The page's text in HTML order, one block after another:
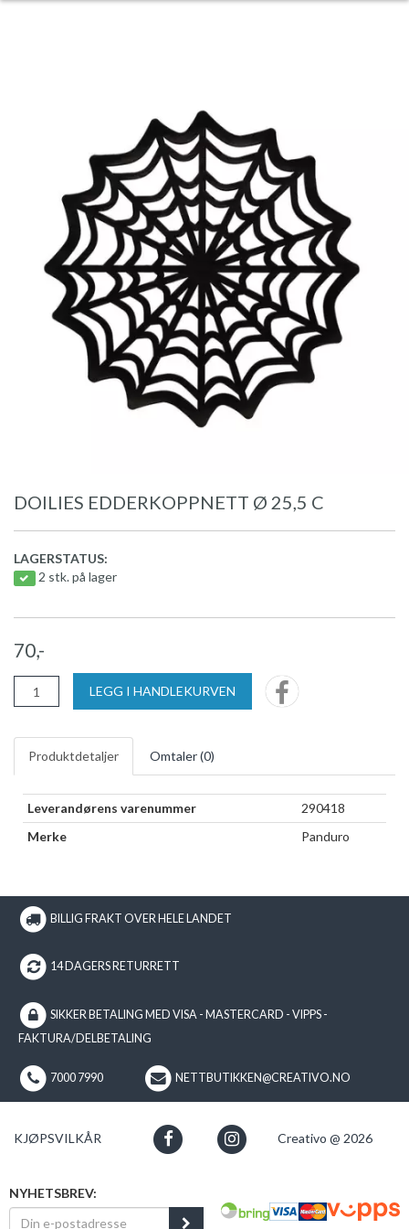
DOILIES EDDERKOPPNETT Ø 25,5 C
LAGERSTATUS:
2 stk. på lager
70,-
LEGG I HANDLEKURVEN
Produktdetaljer Omtaler (0)
Leverandørens varenummer
290418
Merke
Panduro
BILLIG FRAKT OVER HELE LANDET
14 DAGERS RETURRETT
SIKKER BETALING MED VISA - MASTERCARD - VIPPS -
FAKTURA/DELBETALING
7000 7990 NETTBUTIKKEN@CREATIVO.NO
KJØPSVILKÅR Creativo @ 2026
NYHETSBREV: